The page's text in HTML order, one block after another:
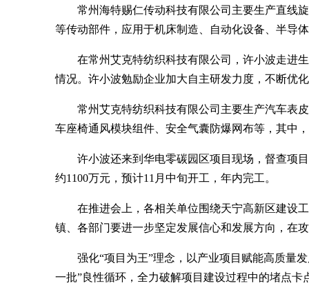
常州海特赐仁传动科技有限公司主要生产直线
等传动部件，应用于机床制造、自动化设备、半导
在常州艾克特纺织科技有限公司，许小波走进
情况。许小波勉励企业加大自主研发力度，不断优
常州艾克特纺织科技有限公司主要生产汽车表
车座椅通风模块组件、安全气囊防爆网布等，其中
许小波还来到华电零碳园区项目现场，督查项
约1100万元，预计11月中旬开工，年内完工。
在推进会上，各相关单位围绕天宁高新区建设
镇、各部门要进一步坚定发展信心和发展方向，在
强化“项目为王”理念，以产业项目赋能高质量
一批”良性循环，全力破解项目建设过程中的堵点